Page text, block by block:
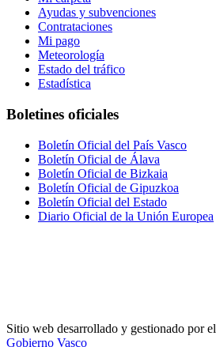
Ayudas y subvenciones
Contrataciones
Mi pago
Meteorología
Estado del tráfico
Estadística
Boletines oficiales
Boletín Oficial del País Vasco
Boletín Oficial de Álava
Boletín Oficial de Bizkaia
Boletín Oficial de Gipuzkoa
Boletín Oficial del Estado
Diario Oficial de la Unión Europea
Sitio web desarrollado y gestionado por el
Gobierno Vasco